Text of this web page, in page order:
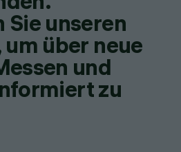
unseren
über neue
und
zu